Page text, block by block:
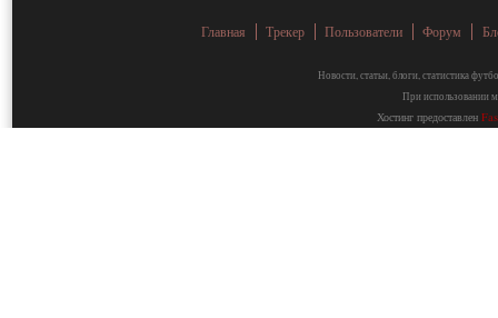
Главная Трекер Пользователи Форум
Новости, статьи, блоги, статистика
При использовании
Хостинг предоставлен